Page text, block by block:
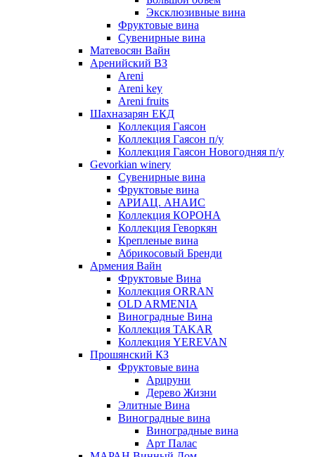
Эксклюзивные вина
Фруктовые вина
Cувенирные вина
Матевосян Вайн
Аренийский ВЗ
Areni
Areni key
Areni fruits
Шахназарян ЕКД
Коллекция Гаясон
Коллекция Гаясон п/у
Коллекция Гаясон Новогодняя п/у
Gevorkian winery
Сувенирные вина
Фруктовые вина
АРИАЦ. АНАИС
Коллекция КОРОНА
Коллекция Геворкян
Крепленые вина
Абрикосовый Бренди
Армения Вайн
Фруктовые Вина
Коллекция ORRAN
OLD ARMENIA
Виноградные Вина
Коллекция TAKAR
Коллекция YEREVAN
Прошянский КЗ
Фруктовые вина
Арцруни
Дерево Жизни
Элитные Вина
Виноградные вина
Виноградные вина
Арт Палас